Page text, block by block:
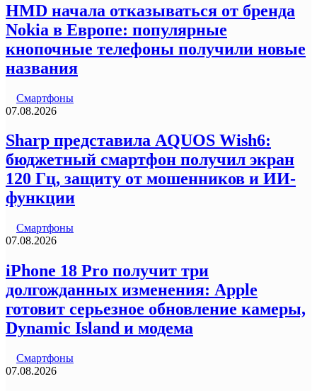
HMD начала отказываться от бренда
Nokia в Европе: популярные
кнопочные телефоны получили новые
названия
Смартфоны
07.08.2026
Sharp представила AQUOS Wish6:
бюджетный смартфон получил экран
120 Гц, защиту от мошенников и ИИ-
функции
Смартфоны
07.08.2026
iPhone 18 Pro получит три
долгожданных изменения: Apple
готовит серьезное обновление камеры,
Dynamic Island и модема
Смартфоны
07.08.2026